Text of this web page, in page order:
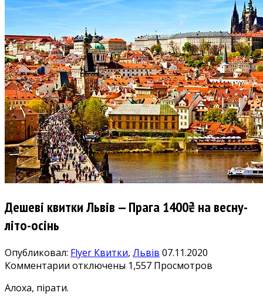
Дешеві квитки Львів — Прага 1400₴ на весну-
літо-осінь
Опубликовал: Flyer Квитки, Львів 07.11.2020
Комментарии котключены 1,557 Просмотров
Алоха, пірати.